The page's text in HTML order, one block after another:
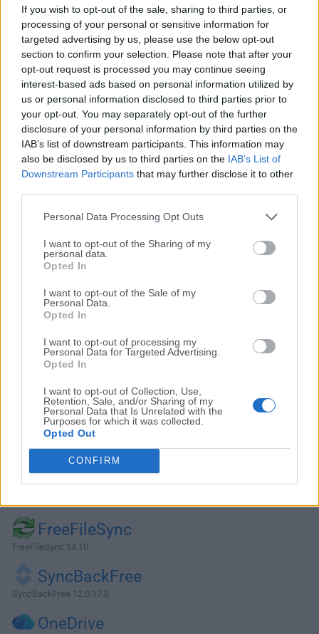
If you wish to opt-out of the sale, sharing to third parties, or
processing of your personal or sensitive information for
targeted advertising by us, please use the below opt-out
section to confirm your selection. Please note that after your
opt-out request is processed you may continue seeing
interest-based ads based on personal information utilized by
us or personal information disclosed to third parties prior to
your opt-out. You may separately opt-out of the further
disclosure of your personal information by third parties on the
IAB’s list of downstream participants. This information may
also be disclosed by us to third parties on the IAB’s List of
Downstream Participants that may further disclose it to other
Personal Data Processing Opt Outs
I want to opt-out of the Sharing of my
personal data.
Opted In
I want to opt-out of the Sale of my
Personal Data.
Opted In
I want to opt-out of processing my
Personal Data for Targeted Advertising.
Opted In
I want to opt-out of Collection, Use,
Retention, Sale, and/or Sharing of my
Personal Data that Is Unrelated with the
Purposes for which it was collected.
Opted Out
CONFIRM
de copia de seguridad y restauración que puede recuperar
sus archivos de múltiples eventos de pérdida de datos,
como la eliminación accidental común, el formateo de
particiones o unidades más grave y a veces causado por
virus, e incluso la pérdida de datos después de una
corrupción grave del disco duro.Para poder satisfacer todas
sus necesidades, los desarrolladores de Ontrack
EasyRecovery para Windows 11/10 han incorporado
soporte para la recuperación de datos de múltiples medios
de almacenamiento, incluyendo discos duros, SSD,
versiones de configuraciones RAID. Instalac...
Lee mas »
Alternativas y Software Similar
FreeFileSync
FreeFileSync 14.10
SyncBackFree
SyncBackFree 12.0.17.0
OneDrive